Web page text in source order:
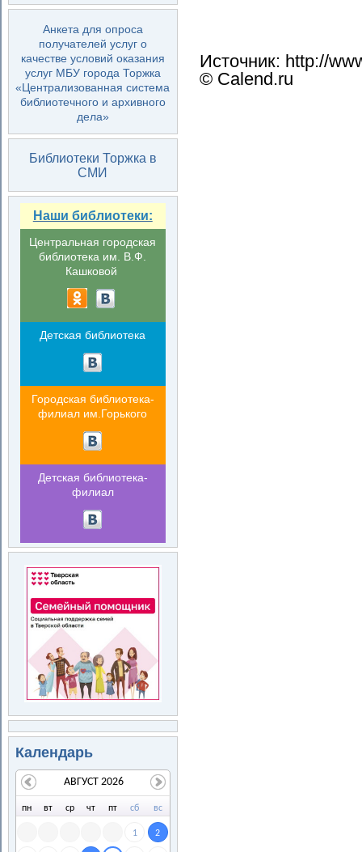
Анкета для опроса
получателей услуг о
качестве условий оказания
услуг МБУ города Торжка
«Централизованная система
библиотечного и архивного
дела»
Библиотеки Торжка в
СМИ
Наши библиотеки:
Центральная городская
библиотека им. В.Ф.
Кашковой
Детская библиотека
Городская библиотека-
филиал им.Горького
Детская библиотека-
филиал
Календарь
пн вт ср чт пт сб вс
1 2
АВГУСТ 2026
Источник: http://
© Calend.ru